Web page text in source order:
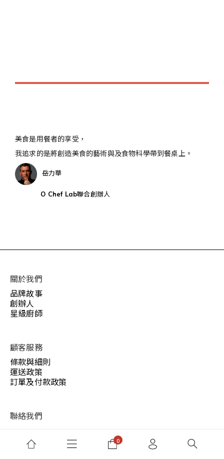
美食是用餐者的享受，
我追求的是將創造美食的藝術與及食物科學帶到餐桌上。
岳力華
O Chef Lab聯合創辦人
關於我們
品牌故事
創辦人
星級廚師
顧客服務
條款與細則
運送政策
訂單及付款政策
聯絡我們